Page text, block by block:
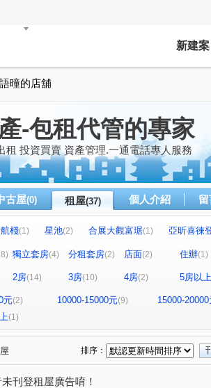
新建案
曈的店舖
-包租代管的專家
租 投資買賣 資產管理.一通電話專人服務
古屋(0) 租屋(37) 個人介紹
棧(1) 星池(2) 合展大觀富琚(1)
亞昕喜徠
悅琉璃 (1) 和境寓見 (2) 三本四季 大來賞
二期商業大樓
(1) 竹城富士(1) 達曜輕鬆GO
昭揚君喆 佳展好市佳(1) 傳佳謙里(1)
羅(1)
高鐵北路一段(1) 自立一街(1) 仁德街(1)
青溪一路(1) 美和路(1)
青
中正路(1) 楊湖路四段(1) 中正一路(1)
中興街(1) 中埔二街
獨立套房(4) 分租套房(2) 店面(2) 住辦(1)
2房(14) 3房(10) 4房(2) 5房以上
元(2) 10000-15000元(9)
15000-20000
(1)
排序：
刊登租屋廣告唷！